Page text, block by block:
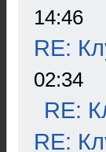
14:46
RE:
02:34
RE:
RE: